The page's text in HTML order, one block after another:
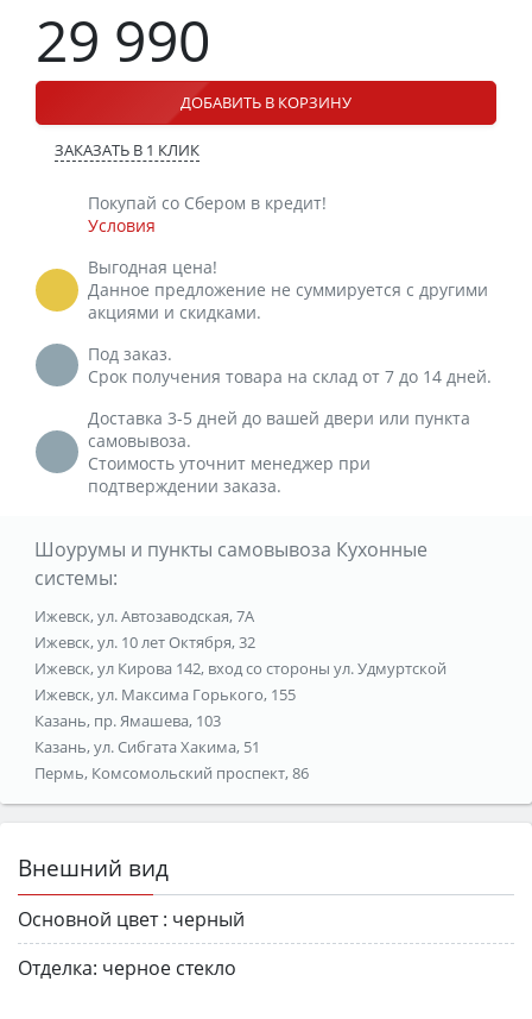
29 990
ДОБАВИТЬ В КОРЗИНУ
ЗАКАЗАТЬ В 1 КЛИК
Покупай со Сбером в кредит!
Условия
Выгодная цена!
Данное предложение не суммируется с другими
акциями и скидками.
Под заказ.
Срок получения товара на склад от 7 до 14 дней.
Доставка 3-5 дней до вашей двери или пункта
самовывоза.
Стоимость уточнит менеджер при
подтверждении заказа.
Шоурумы и пункты самовывоза Кухонные
системы:
Ижевск, ул. Автозаводская, 7А
Ижевск, ул. 10 лет Октября, 32
Ижевск, ул Кирова 142, вход со стороны ул. Удмуртской
Ижевск, ул. Максима Горького, 155
Казань, пр. Ямашева, 103
Казань, ул. Сибгата Хакима, 51
Пермь, Комсомольский проспект, 86
Внешний вид
Основной цвет : черный
Отделка: черное стекло